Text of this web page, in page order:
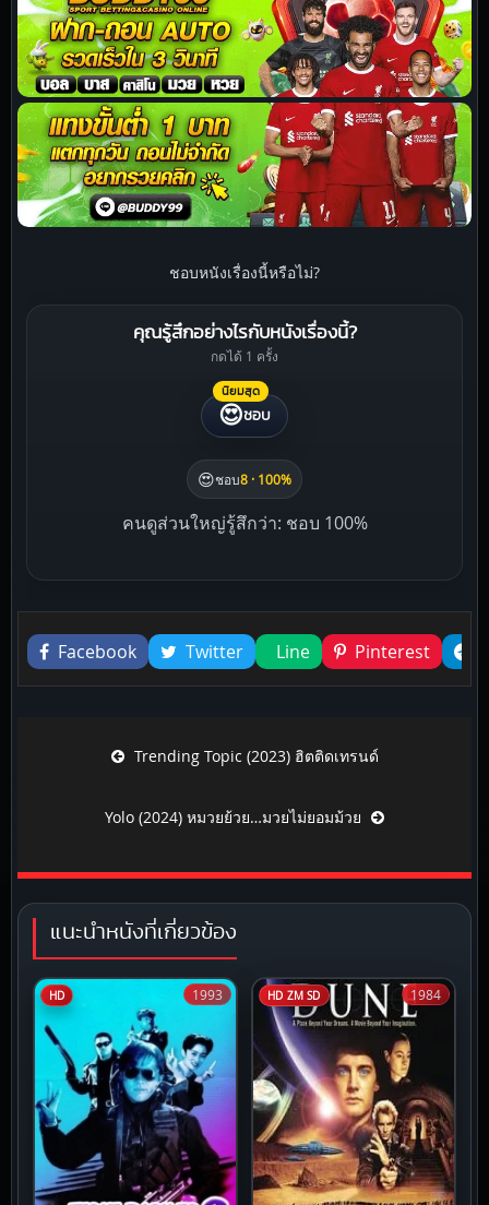
ชอบหนังเรื่องนี้หรือไม่?
คุณรู้สึกอย่างไรกับหนังเรื่องนี้?
กดได้ 1 ครั้ง
นิยมสุด
😍ชอบ
😍ชอบ8 · 100%
คนดูส่วนใหญ่รู้สึกว่า: ชอบ 100%
Liked this
Facebook
Twitter Line Pinterest
Post navigationTrending Topic (2023) ฮิตติดเทรนด์
Yolo (2024) หมวยย้วย…มวยไม่ยอมม้วย
แนะนำหนังที่เกี่ยวข้อง
HD 1993 HD ZM SD 1984